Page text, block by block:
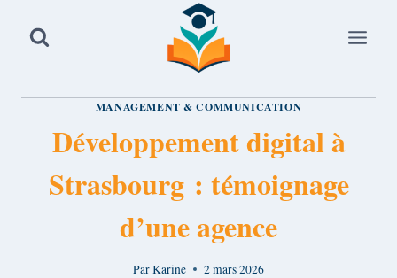
MANAGEMENT & COMMUNICATION
Développement digital à
Strasbourg : témoignage
d’une agence
ParKarine 2 mars 2026